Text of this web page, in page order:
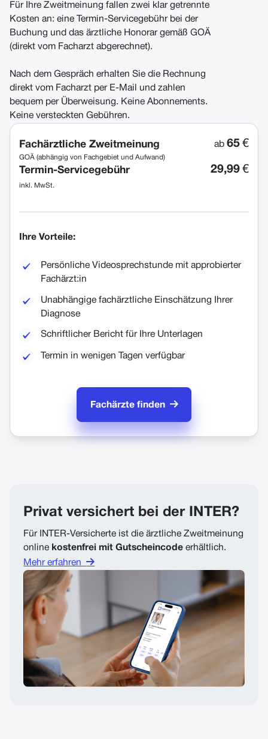
Für Ihre Zweitmeinung fallen zwei klar getrennte
Kosten an: eine Termin-Servicegebühr bei der
Buchung und das ärztliche Honorar gemäß GOÄ
(direkt vom Facharzt abgerechnet).
Nach dem Gespräch erhalten Sie die Rechnung
direkt vom Facharzt per E-Mail und zahlen
bequem per Überweisung. Keine Abonnements.
Keine versteckten Gebühren.
Fachärztliche Zweitmeinung
GOÄ (abhängig von Fachgebiet und Aufwand)
ab 65 €
Termin-Servicegebühr
inkl. MwSt.
29,99 €
Ihre Vorteile:
Persönliche Videosprechstunde mit approbierter
Fachärzt:in
Unabhängige fachärztliche Einschätzung Ihrer
Diagnose
Schriftlicher Bericht für Ihre Unterlagen
Termin in wenigen Tagen verfügbar
Fachärzte finden 
Privat versichert bei der INTER?
Für INTER-Versicherte ist die ärztliche Zweitmeinung
online kostenfrei mit Gutscheincodeerhältlich.
Mehr erfahren